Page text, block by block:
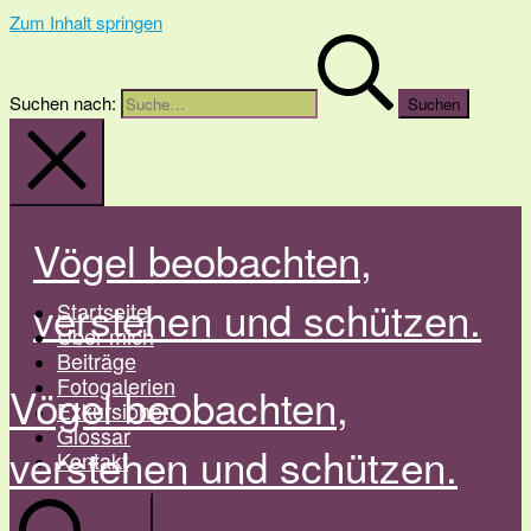
Zum Inhalt springen
Suchen nach:
Vögel beobachten,
verstehen und schützen.
Startseite
Über mich
Beiträge
Fotogalerien
Exkursionen
Glossar
Kontakt
Vögel beobachten,
verstehen und schützen.